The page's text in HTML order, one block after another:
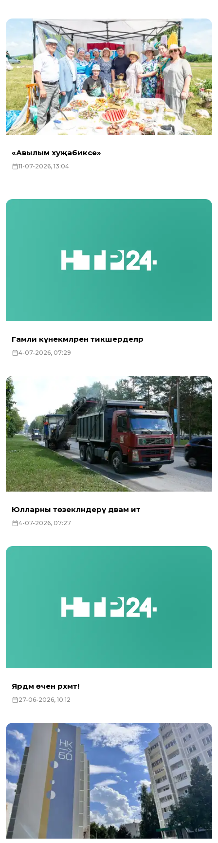
«Авылым хуҗабикәсе»
11-07-2026, 13:04
Гамәли күнекмәләрен тикшерделәр
4-07-2026, 07:29
Юлларны төзекләндерү дәвам итә
4-07-2026, 07:27
Ярдәм өчен рәхмәт!
27-06-2026, 10:12